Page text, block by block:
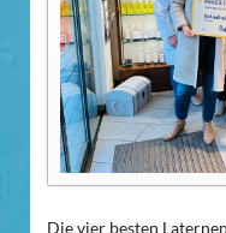
Die vier besten